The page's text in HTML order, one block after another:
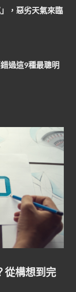
，惡劣天氣來臨
過這9種最聰明
從構想到完